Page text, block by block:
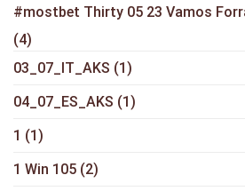
#mostbet Thirty 05 23 Vamos
(4)
03_07_IT_AKS (1)
04_07_ES_AKS (1)
1 (1)
1 Win 105 (2)